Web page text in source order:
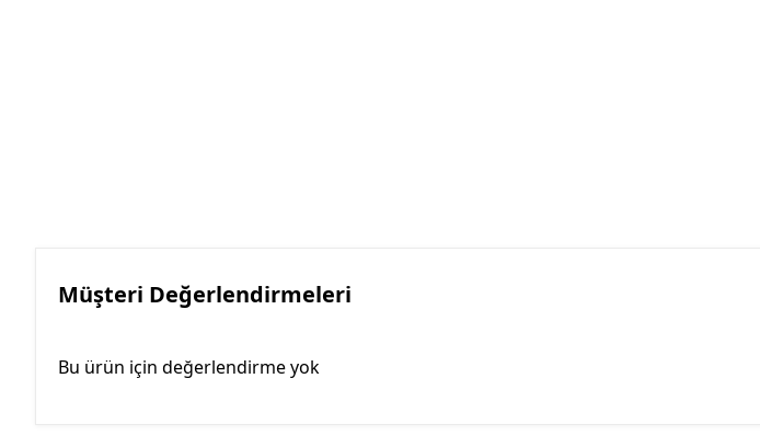
Müşteri Değerlendirmeleri
Bu ürün için değerlendirme yok